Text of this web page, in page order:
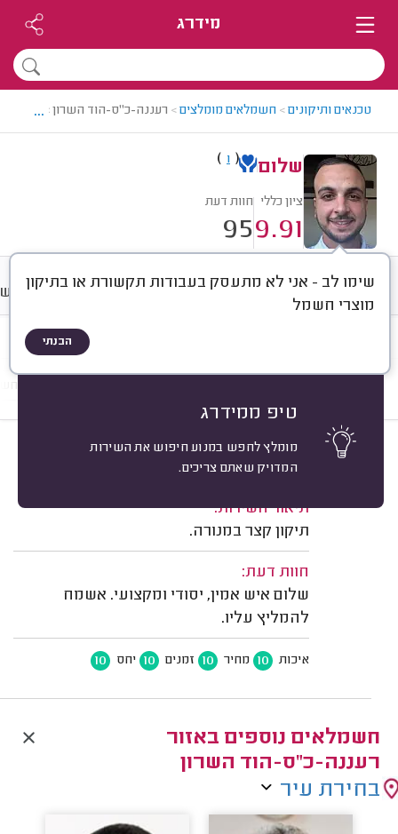
מידרג
טכנאים ותיקונים> חשמלאים מומלצים> רעננה-כ"ס-הוד השרון >...
שלום (
1
)
ציון כללי
9.91
חוות דעת
95
שימו לב - אני לא מתעסק בעבודות תקשורת או בתיקון
מוצרי חשמל
הבנתי
טיפ ממידרג
מומלץ לחפש במנוע חיפוש את השירות
המדויק שאתם צריכים.
חוות דעת מחירים ממוצע
תשתיות
רועי נ. רעננה.
משוב: 02/08/2026
תיאור השירות:
תיקון קצר במנורה.
חוות דעת:
שלום איש אמין, יסודי ומקצועי. אשמח
להמליץ עליו.
איכות 10 מחיר 10 זמנים 10 יחס 10
10
חשמלאים נוספים באזור
רעננה-כ"ס-הוד השרון
בחירת עיר